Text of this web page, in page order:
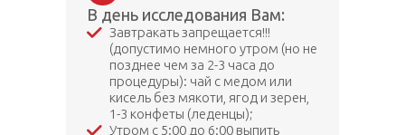
В день исследования Вам:
Завтракать запрещается!!!
(допустимо немного утром (но не
позднее чем за 2-3 часа до
процедуры): чай с медом или
кисель без мякоти, ягод и зерен,
1-3 конфеты (леденцы);
Утром с 5:00 до 6:00 выпить